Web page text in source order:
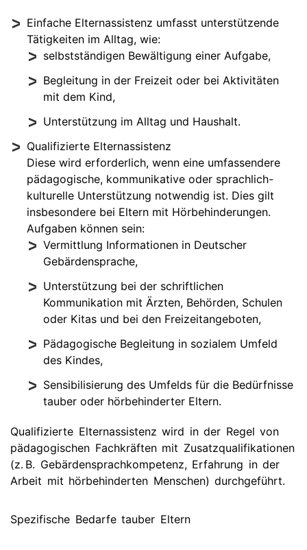
Einfache Elternassistenz umfasst unterstützende
Tätigkeiten im Alltag, wie:
selbstständigen Bewältigung einer Aufgabe,
Begleitung in der Freizeit oder bei Aktivitäten
mit dem Kind,
Unterstützung im Alltag und Haushalt.
Qualifizierte Elternassistenz
Diese wird erforderlich, wenn eine umfassendere
pädagogische, kommunikative oder sprachlich-
kulturelle Unterstützung notwendig ist. Dies gilt
insbesondere bei Eltern mit Hörbehinderungen.
Aufgaben können sein:
Vermittlung Informationen in Deutscher
Gebärdensprache,
Unterstützung bei der schriftlichen
Kommunikation mit Ärzten, Behörden, Schulen
oder Kitas und bei den Freizeitangeboten,
Pädagogische Begleitung in sozialem Umfeld
des Kindes,
Sensibilisierung des Umfelds für die Bedürfnisse
tauber oder hörbehinderter Eltern.
Qualifizierte Elternassistenz wird in der Regel von
pädagogischen Fachkräften mit Zusatzqualifikationen
(z. B. Gebärdensprachkompetenz, Erfahrung in der
Arbeit mit hörbehinderten Menschen) durchgeführt.
Spezifische Bedarfe tauber Eltern